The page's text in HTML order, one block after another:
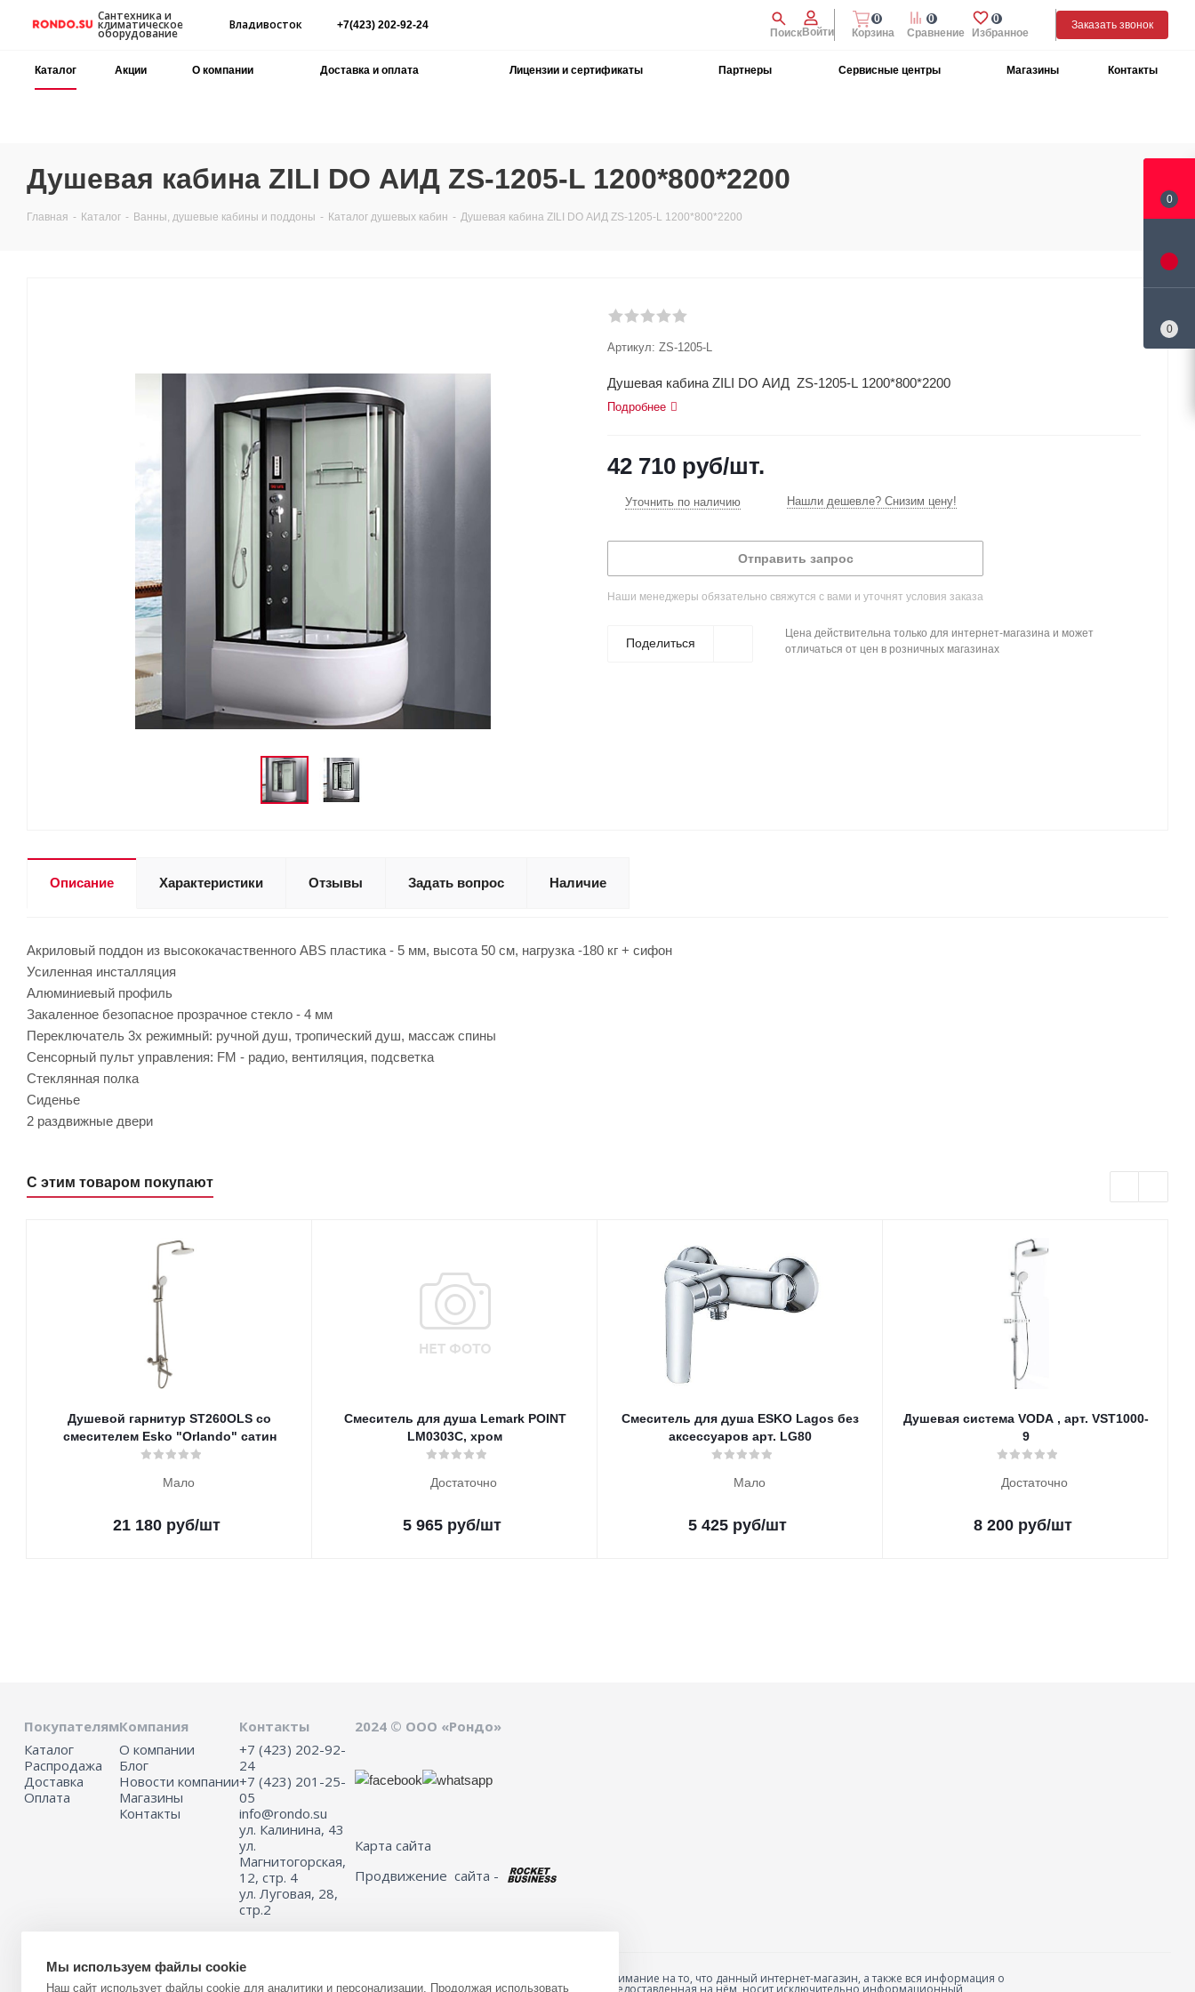
Сантехника и
климатическое
оборудование
Владивосток +7(423) 202-92-24
ПоискВойти Избранное
0
Сравнение
0
Корзина
0
Заказать звонок
Каталог Акции О компании Доставка и оплата Лицензии и сертификаты Партнеры Сервисные центры Магазины Контакты
Душевая кабина ZILI DO АИД ZS-1205-L 1200*800*2200
Главная - Каталог - Ванны, душевые кабины и поддоны - Каталог душевых кабин - Душевая кабина ZILI DO АИД ZS-1205-L 1200*800*2200
Артикул: ZS-1205-L
Душевая кабина ZILI DO АИД ZS-1205-L 1200*800*2200
Подробнее
42 710 руб/шт.
Уточнить по наличию Нашли дешевле? Снизим цену!
Отправить запрос
Наши менеджеры обязательно свяжутся с вами и уточнят условия заказа
Поделиться
Цена действительна только для интернет-магазина и может
отличаться от цен в розничных магазинах
Описание Характеристики Отзывы Задать вопрос Наличие
Акриловый поддон из высококачаственного ABS пластика - 5 мм, высота 50 см, нагрузка -180 кг + сифон
Усиленная инсталляция
Алюминиевый профиль
Закаленное безопасное прозрачное стекло - 4 мм
Переключатель 3х режимный: ручной душ, тропический душ, массаж спины
Сенсорный пульт управления: FM - радио, вентиляция, подсветка
Стеклянная полка
Сиденье
2 раздвижные двери
С этим товаром покупают
Душевой гарнитур ST260OLS со
смесителем Esko "Orlando" сатин
Мало
21 180руб/шт
Смеситель для душа Lemark POINT
LM0303C, хром
Достаточно
5 965руб/шт
Смеситель для душа ESKO Lagos без
аксессуаров арт. LG80
Мало
5 425руб/шт
Душевая система VODA , арт. VST1000-
9
Достаточно
8 200руб/шт
Покупателям
Каталог
Распродажа
Доставка
Оплата
Компания
О компании
Блог
Новости компании
Магазины
Контакты
Контакты
+7 (423) 202-92-
24
+7 (423) 201-25-
05
info@rondo.su
ул. Калинина, 43
ул.
Магнитогорская,
12, стр. 4
ул. Луговая, 28,
стр.2
2024 © ООО «Рондо»
Карта сайта
Продвижение сайта -
Информация на сайте не является публичной офертой.
Обращаем ваше внимание на то, что данный интернет-магазин, а также вся информация о
товарах и ценах, предоставленная на нём, носит исключительно информационный
Мы используем файлы cookie
Наш сайт использует файлы cookie для аналитики и персонализации. Продолжая использовать
0
0